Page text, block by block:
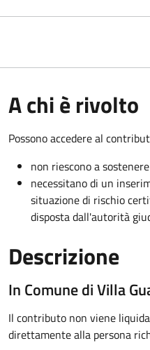
A chi è rivolto
Possono accedere al
non riescono a
necessitano di un
situazione di rischio
disposta dall'autorità
Descrizione
In Comune di Villa
Il contributo non viene
direttamente alla persona